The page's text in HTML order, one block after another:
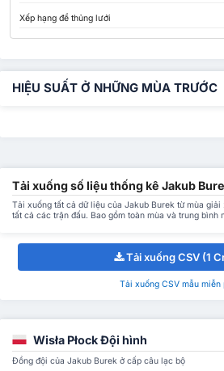
Xếp hạng để thủng lưới
HIỆU SUẤT Ở NHỮNG MÙA TRƯỚC
Tải xuống số liệu thống kê Jakub
Tải xuống tất cả dữ liệu của Jakub Burek từ mùa
tất cả các trận đấu. Bao gồm toàn mùa và trung bình
Tải xuống CSV (1
Tải xuống CSV mẫu miễn
Wisła Płock Đội hình
Đồng đội của Jakub Burek ở cấp câu lạc bộ